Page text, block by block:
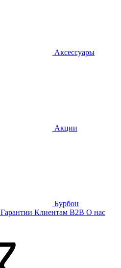
Аксессуары
Акции
Бурбон
Гарантии Клиентам B2B О нас